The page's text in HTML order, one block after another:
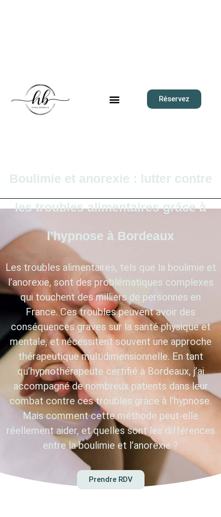
Réservez
Boulimie et anorexie : lutter contre
les troubles alimentaires grâce à
l'hypnose à Bordeaux
Les troubles alimentaires, tels que la boulimie et
l’anorexie, sont des problématiques complexes
qui touchent des milliers de personnes en
France. Ces troubles peuvent avoir des
conséquences graves sur la santé physique et
mentale, et nécessitent souvent une approche
thérapeutique multidimensionnelle. En tant
qu’hypnothérapeute certifié à Bordeaux, j’ai
accompagné de nombreux patients dans leur
combat contre ces troubles grâce à l’hypnose.
Mais comment cette méthode peut-elle
réellement aider, et quelles sont les différences
entre la boulimie et l’anorexie ?
Prendre RDV